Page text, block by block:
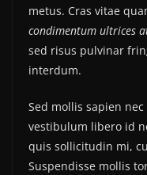
metus. Cras vitae
condimentum ultrices
sed risus pulvinar
interdum.
Sed mollis sapien
vestibulum libero id
quis sollicitudin mi,
Suspendisse mollis